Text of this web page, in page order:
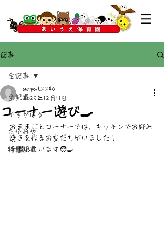
記事
全記事
かすがばる
たかみや
特集記事
全記事
コーナー遊び🍳
support2240
2025年12月11日
おままごとコーナーでは、キッチンでお好み
焼きを作るお友だちがいました！
手慣れています🧑‍🍳